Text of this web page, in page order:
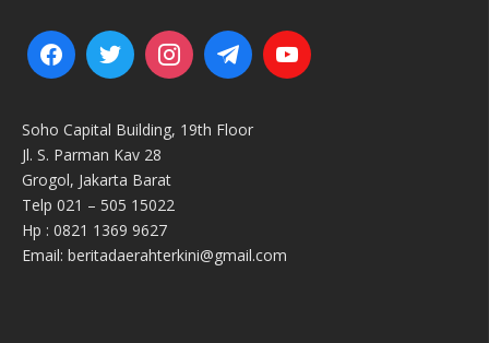
Soho Capital Building, 19th Floor
Jl. S. Parman Kav 28
Grogol, Jakarta Barat
Telp 021 – 505 15022
Hp : 0821 1369 9627
Email: beritadaerahterkini@gmail.com